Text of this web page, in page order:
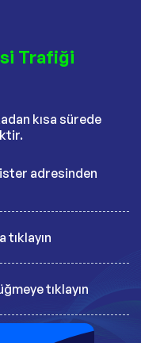
Trafiği
kısa sürede
adresinden
tıklayın
tıklayın